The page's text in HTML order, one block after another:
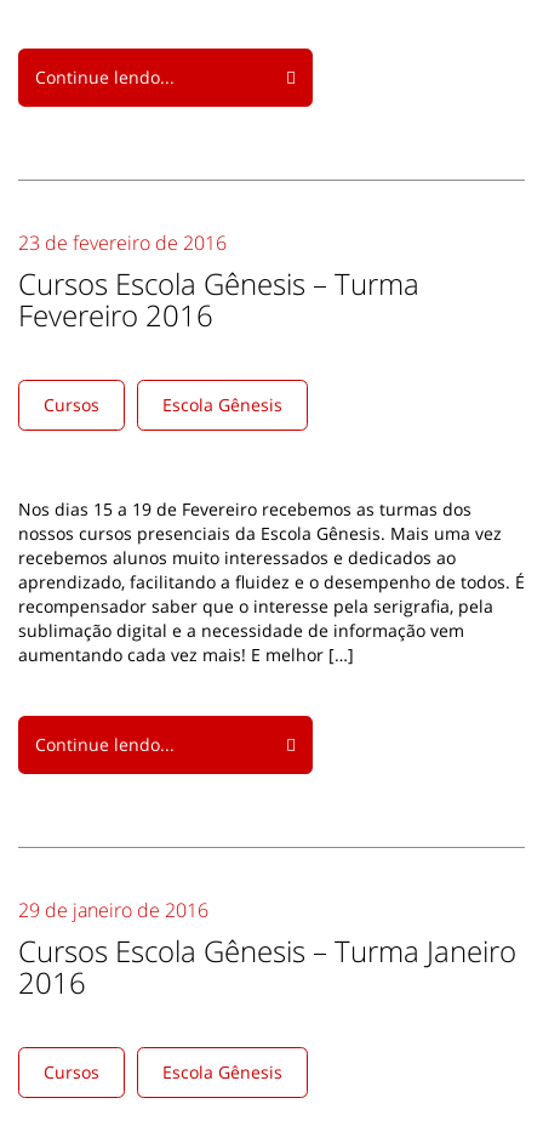
Continue lendo...
23 de fevereiro de 2016
Cursos Escola Gênesis – Turma
Fevereiro 2016
Cursos Escola Gênesis
Nos dias 15 a 19 de Fevereiro recebemos as turmas dos
nossos cursos presenciais da Escola Gênesis. Mais uma vez
recebemos alunos muito interessados e dedicados ao
aprendizado, facilitando a fluidez e o desempenho de todos. É
recompensador saber que o interesse pela serigrafia, pela
sublimação digital e a necessidade de informação vem
aumentando cada vez mais! E melhor […]
Continue lendo...
29 de janeiro de 2016
Cursos Escola Gênesis – Turma Janeiro
2016
Cursos Escola Gênesis